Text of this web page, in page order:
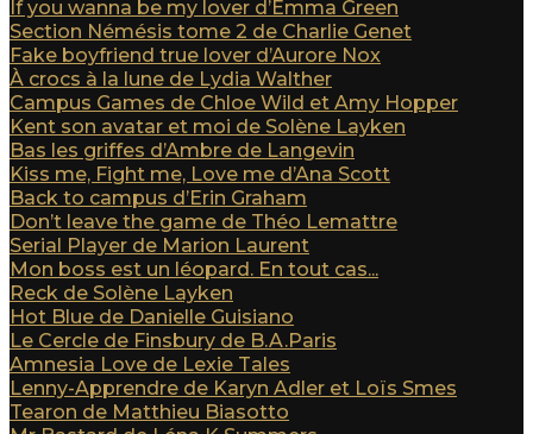
If you wanna be my lover d’Emma Green
Section Némésis tome 2 de Charlie Genet
Fake boyfriend true lover d’Aurore Nox
À crocs à la lune de Lydia Walther
Campus Games de Chloe Wild et Amy Hopper
Kent son avatar et moi de Solène Layken
Bas les griffes d’Ambre de Langevin
Kiss me, Fight me, Love me d’Ana Scott
Back to campus d’Erin Graham
Don’t leave the game de Théo Lemattre
Serial Player de Marion Laurent
Mon boss est un léopard. En tout cas...
Reck de Solène Layken
Hot Blue de Danielle Guisiano
Le Cercle de Finsbury de B.A.Paris
Amnesia Love de Lexie Tales
Lenny-Apprendre de Karyn Adler et Loïs Smes
Tearon de Matthieu Biasotto